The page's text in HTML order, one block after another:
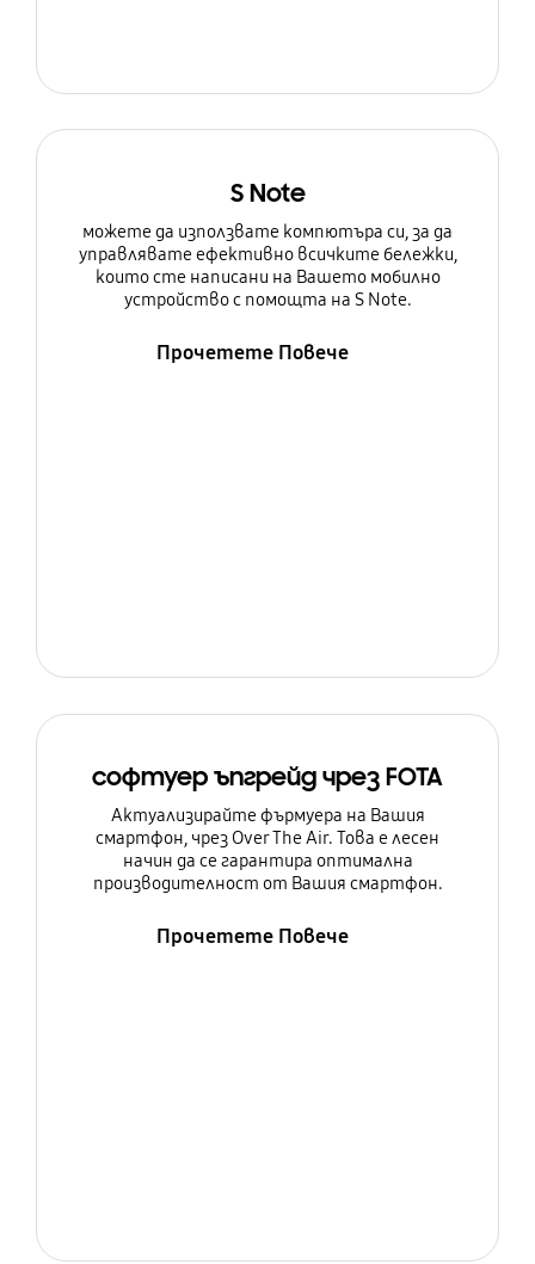
S Note
можете да използвате компютъра си, за да
управлявате ефективно всичките бележки,
които сте написани на Вашето мобилно
устройство с помощта на S Note.
Прочетете Повече
софтуер ъпгрейд чрез FOTA
Актуализирайте фърмуера на Вашия
смартфон, чрез Over The Air. Това е лесен
начин да се гарантира оптимална
производителност от Вашия смартфон.
Прочетете Повече